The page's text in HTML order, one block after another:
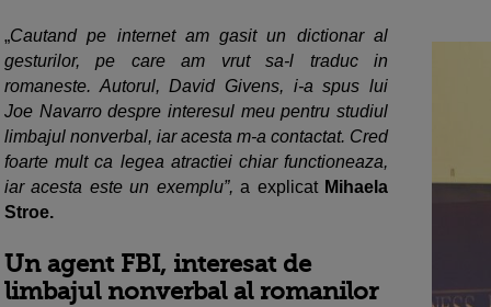
„Cautand pe internet am gasit un dictionar al
gesturilor, pe care am vrut sa-l traduc in
romaneste. Autorul, David Givens, i-a spus lui
Joe Navarro despre interesul meu pentru studiul
limbajul nonverbal, iar acesta m-a contactat. Cred
foarte mult ca legea atractiei chiar functioneaza,
iar acesta este un exemplu”,a explicat Mihaela
Stroe.
Un agent FBI, interesat de
limbajul nonverbal al romanilor